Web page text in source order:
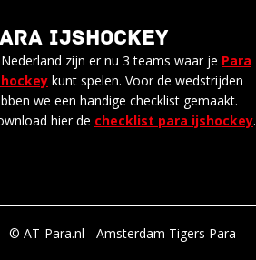
IJSHOCKEY
zijn er nu 3 teams waar je Para
kunt spelen. Voor de wedstrijden
we een handige checklist gemaakt.
hier de checklist para ijshockey.
© AT-Para.nl - Amsterdam Tigers Para